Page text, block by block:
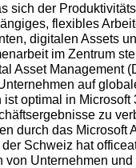
sich der
flexibles
digitalen Assets
im Zentrum
Asset Management
auf
optimal in
zu
durch das Microsoft
Schweiz hat
Unternehmen